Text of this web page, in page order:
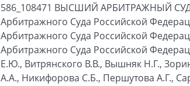
586_108471 ВЫСШИЙ АРБИТРАЖНЫЙ
Арбитражного Суда Российской
Арбитражного Суда Российской
Арбитражного Суда Российской
Е.Ю., Витрянского В.В., Вышняк Н.Г.,
А.А., Никифорова С.Б., Першутова А.Г.,